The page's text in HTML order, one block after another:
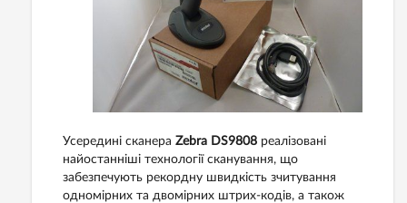
Усередині сканера Zebra DS9808 реалізовані
найостанніші технології сканування, що
забезпечують рекордну швидкість зчитування
одномірних та двомірних штрих-кодів, а також